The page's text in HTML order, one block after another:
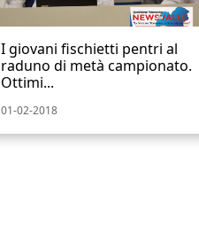
I giovani fischietti pentri al
raduno di metà campionato.
Ottimi...
01-02-2018